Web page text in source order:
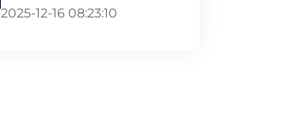
2025-12-16 08:23:10